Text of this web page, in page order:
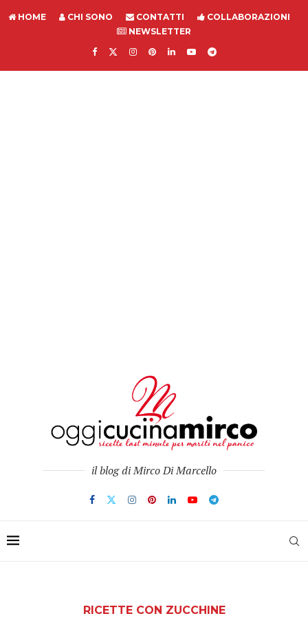
HOME CHI SONO CONTATTI
COLLABORAZIONI
NEWSLETTER
il blog di Mirco Di Marcello
RICETTE CON ZUCCHINE